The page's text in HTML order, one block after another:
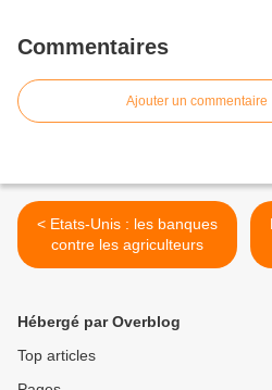
Commentaires
Ajouter un commentaire
< Etats-Unis : les banques
contre les agriculteurs
Hébergé par Overblog
Top articles